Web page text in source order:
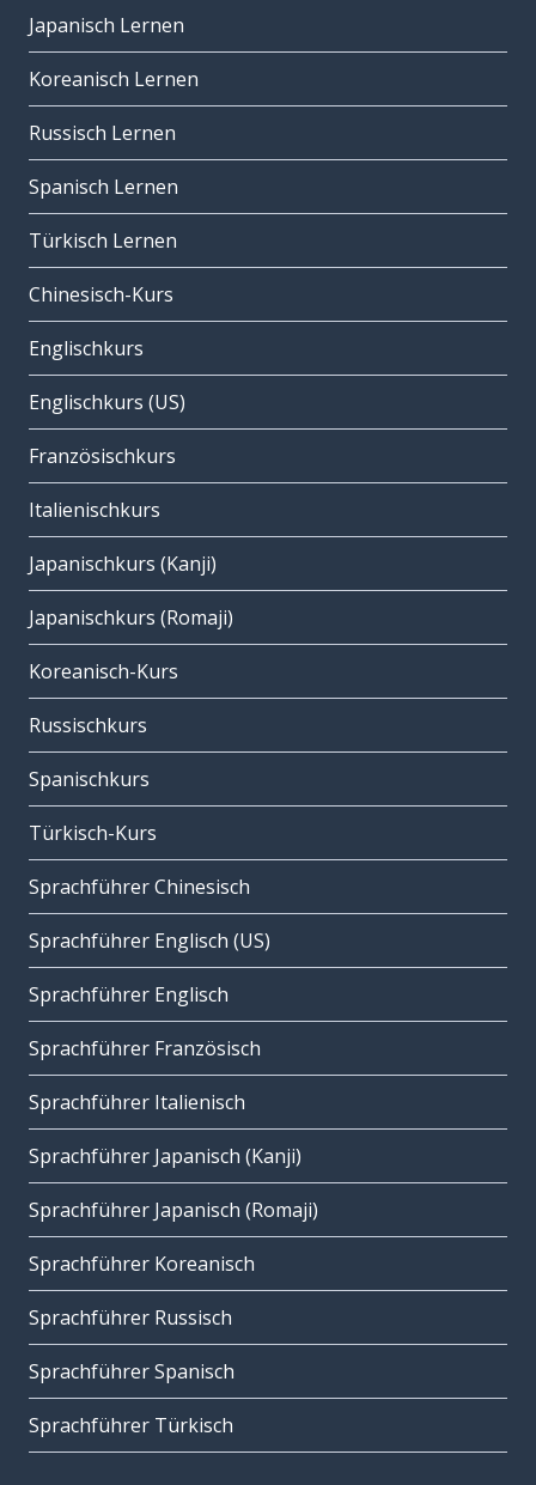
Japanisch Lernen
Koreanisch Lernen
Russisch Lernen
Spanisch Lernen
Türkisch Lernen
Chinesisch-Kurs
Englischkurs
Englischkurs (US)
Französischkurs
Italienischkurs
Japanischkurs (Kanji)
Japanischkurs (Romaji)
Koreanisch-Kurs
Russischkurs
Spanischkurs
Türkisch-Kurs
Sprachführer Chinesisch
Sprachführer Englisch (US)
Sprachführer Englisch
Sprachführer Französisch
Sprachführer Italienisch
Sprachführer Japanisch (Kanji)
Sprachführer Japanisch (Romaji)
Sprachführer Koreanisch
Sprachführer Russisch
Sprachführer Spanisch
Sprachführer Türkisch